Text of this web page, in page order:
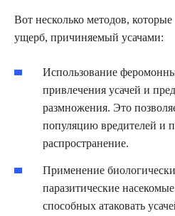
Вот несколько методов,
ущерб, причиняемый усачами:
Использование
привлечения усачей и
размножения. Это
популяцию вредителей и
распространение.
Применение
паразитические
способных атаковать